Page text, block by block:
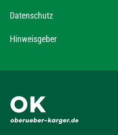
Datenschutz
Hinweisgeber